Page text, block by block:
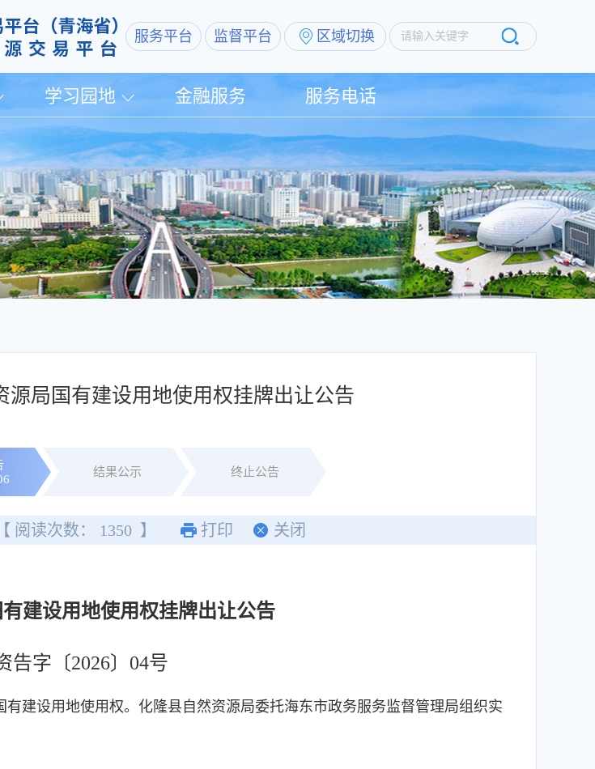
服务平台 监督平台 区域切换 请输入关键字
学习园地 金融服务 服务电话
源局国有建设用地使用权挂牌出让公告
结果公示 终止公告
【 阅读次数： 1350 】 打印 关闭
建设用地使用权挂牌出让公告
告字〔2026〕04号
建设用地使用权。化隆县自然资源局委托海东市政务服务监督管理局组织实